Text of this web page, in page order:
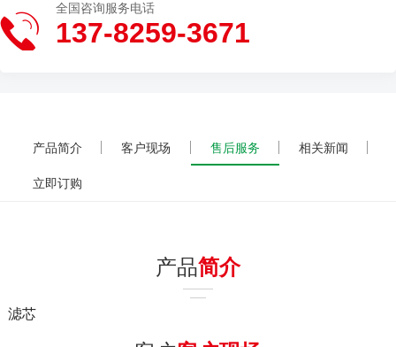
全国咨询服务电话
137-8259-3671
产品简介 客户现场 售后服务 相关新闻
立即订购
产品简介
滤芯